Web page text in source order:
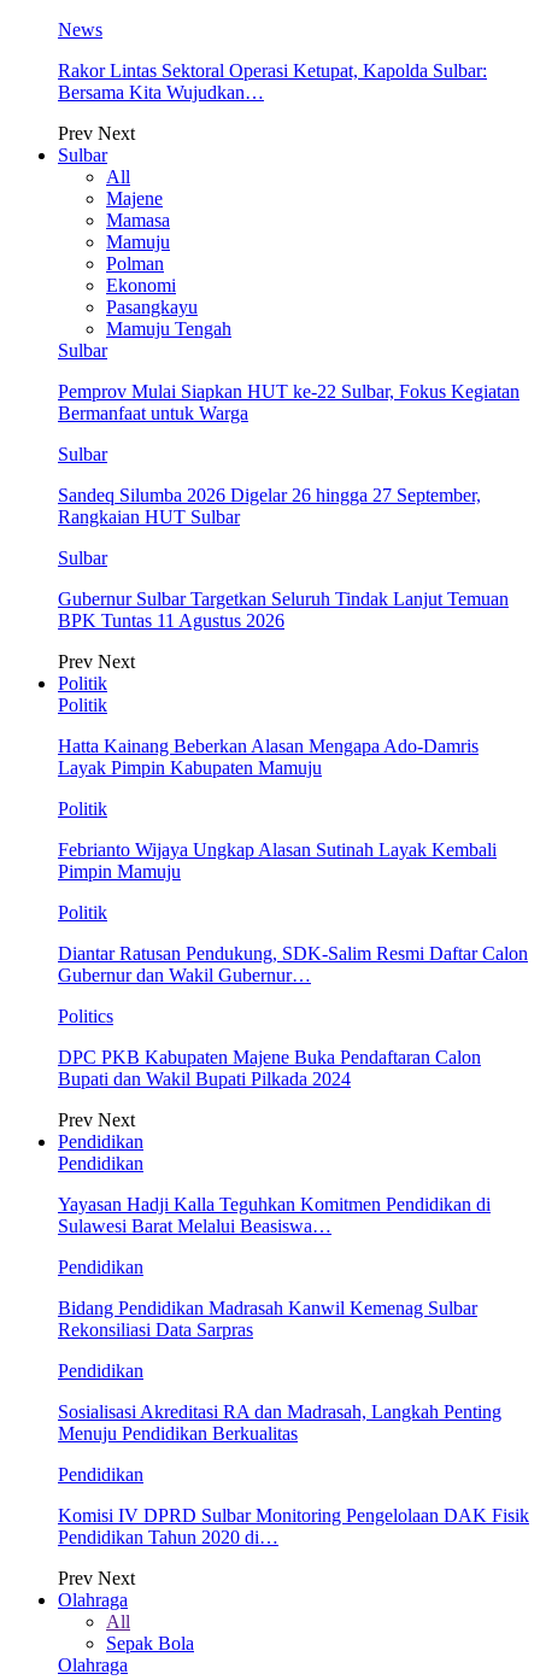
News
Rakor Lintas Sektoral Operasi Ketupat, Kapolda Sulbar:
Bersama Kita Wujudkan…
Prev Next
Sulbar
All
Majene
Mamasa
Mamuju
Polman
Ekonomi
Pasangkayu
Mamuju Tengah
Sulbar
Pemprov Mulai Siapkan HUT ke-22 Sulbar, Fokus Kegiatan
Bermanfaat untuk Warga
Sulbar
Sandeq Silumba 2026 Digelar 26 hingga 27 September,
Rangkaian HUT Sulbar
Sulbar
Gubernur Sulbar Targetkan Seluruh Tindak Lanjut Temuan
BPK Tuntas 11 Agustus 2026
Prev Next
Politik
Politik
Hatta Kainang Beberkan Alasan Mengapa Ado-Damris
Layak Pimpin Kabupaten Mamuju
Politik
Febrianto Wijaya Ungkap Alasan Sutinah Layak Kembali
Pimpin Mamuju
Politik
Diantar Ratusan Pendukung, SDK-Salim Resmi Daftar Calon
Gubernur dan Wakil Gubernur…
Politics
DPC PKB Kabupaten Majene Buka Pendaftaran Calon
Bupati dan Wakil Bupati Pilkada 2024
Prev Next
Pendidikan
Pendidikan
Yayasan Hadji Kalla Teguhkan Komitmen Pendidikan di
Sulawesi Barat Melalui Beasiswa…
Pendidikan
Bidang Pendidikan Madrasah Kanwil Kemenag Sulbar
Rekonsiliasi Data Sarpras
Pendidikan
Sosialisasi Akreditasi RA dan Madrasah, Langkah Penting
Menuju Pendidikan Berkualitas
Pendidikan
Komisi IV DPRD Sulbar Monitoring Pengelolaan DAK Fisik
Pendidikan Tahun 2020 di…
Prev Next
Olahraga
All
Sepak Bola
Olahraga